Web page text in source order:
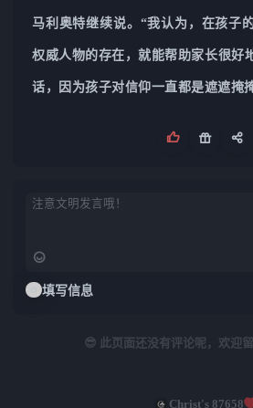
马利奥特继续说。“我认为，在孩子
权威人物的存在，就能帮助家长很好
话，因为孩子对信仰一直都是遮遮掩
填写信息
😎 此页面还没有评论呢，欢迎
Christ's 87658